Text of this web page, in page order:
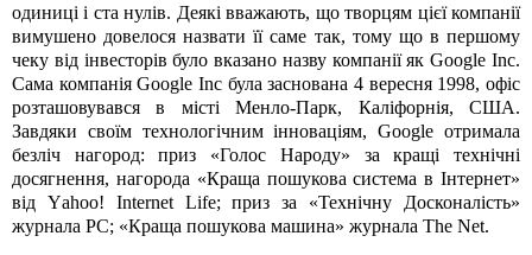
одиниці і ста нулів. Деякі вважають, що творцям цієї компанії
вимушено довелося назвати її саме так, тому що в першому
чеку від інвесторів було вказано назву компанії як Google Inc.
Сама компанія Google Inc була заснована 4 вересня 1998, офіс
розташовувався в місті Менло-Парк, Каліфорнія, США.
Завдяки своїм технологічним інноваціям, Google отримала
безліч нагород: приз «Голос Народу» за кращі технічні
досягнення, нагорода «Краща пошукова система в Інтернет»
від Yаhoo! Internet Life; приз за «Технічну Досконалість»
журнала PC; «Краща пошукова машина» журнала The Net.